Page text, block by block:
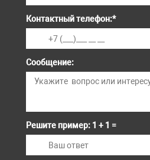
Контактный телефон:*
Сообщение:
Решите пример: 1 + 1 =